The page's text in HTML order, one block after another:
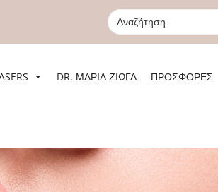
Search
for:
DR. ΜΑΡΙΑ ΖΙΩΓΑ ΠΡΟΣΦΟΡΕΣ